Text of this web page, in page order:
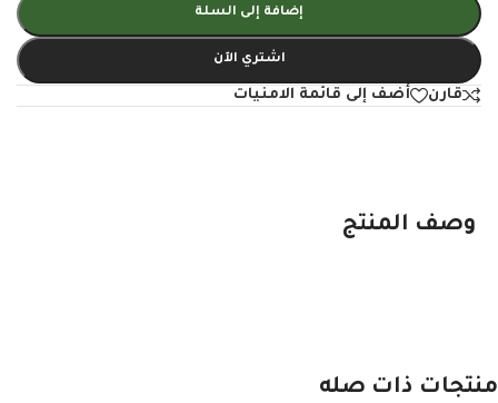
إضافة إلى السلة
اشتري الآن
قارن أضف إلى قائمة الامنيات
وصف المنتج
منتجات ذات صله